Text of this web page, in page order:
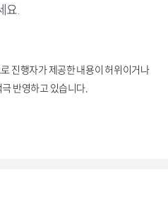
요.
진행자가 제공한 내용이 허위이거나
반영하고 있습니다.